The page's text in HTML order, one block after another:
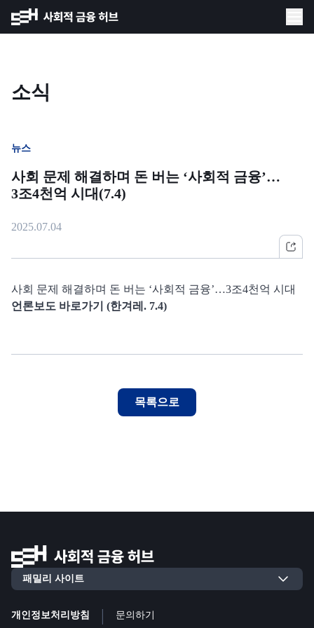
소식
뉴스
사회 문제 해결하며 돈 버는 ‘사회적 금융’…
3조4천억 시대(7.4)
2025.07.04
사회 문제 해결하며 돈 버는 ‘사회적 금융’…3조4천억 시대
언론보도 바로가기 (한겨레. 7.4)
목록으로
개인정보처리방침 | 문의하기